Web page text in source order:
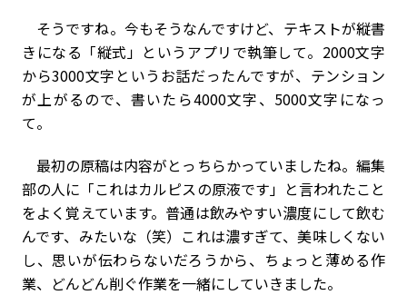
そうですね。今もそうなんですけど、テキストが縦書
きになる「縦式」というアプリで執筆して。2000文字
から3000文字というお話だったんですが、テンション
が上がるので、書いたら4000文字、5000文字になっ
て。
最初の原稿は内容がとっちらかっていましたね。編集
部の人に「これはカルピスの原液です」と言われたこと
をよく覚えています。普通は飲みやすい濃度にして飲む
んです、みたいな（笑）これは濃すぎて、美味しくない
し、思いが伝わらないだろうから、ちょっと薄める作
業、どんどん削ぐ作業を一緒にしていきました。